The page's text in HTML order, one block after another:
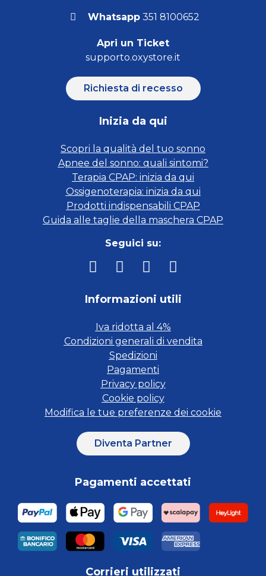
Whatsapp351 8100652
Apri un Ticket
supporto.oxystore.it
Richiesta di recesso
Inizia da qui
Scopri la qualità del tuo sonno
Apnee del sonno: quali sintomi?
Terapia CPAP: inizia da qui
Ossigenoterapia: inizia da qui
Prodotti indispensabili CPAP
Guida alle taglie della maschera CPAP
Seguici su:
Informazioni utili
Iva ridotta al 4%
Condizioni generali di vendita
Spedizioni
Pagamenti
Privacy policy
Cookie policy
Modifica le tue preferenze dei cookie
Diventa Partner
Pagamenti accettati
Corrieri utilizzati